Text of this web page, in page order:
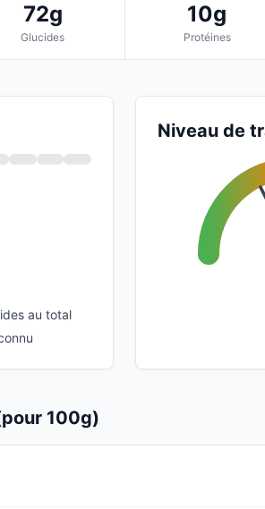
72g
Glucides
10g
Protéines
au total
Niveau de
100g)